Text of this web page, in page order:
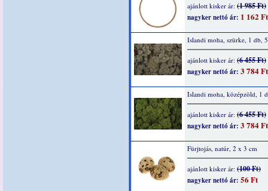
ajánlott kisker ár: (1 985 Ft)
nagyker nettó ár: 1 162 Ft
Islandi moha, szürke, 1 db,
ajánlott kisker ár: (6 455 Ft)
nagyker nettó ár: 3 784 Ft
Islandi moha, középzöld, 1
ajánlott kisker ár: (6 455 Ft)
nagyker nettó ár: 3 784 Ft
Fürjtojás, natúr, 2 x 3 cm
ajánlott kisker ár: (100 Ft)
nagyker nettó ár: 56 Ft